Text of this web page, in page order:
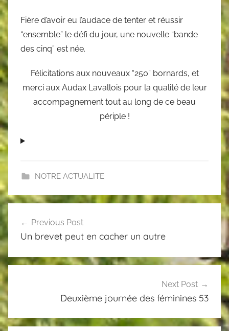
Fière d’avoir eu l’audace de tenter et réussir
“ensemble” le défi du jour, une nouvelle “bande
des cinq” est née.
Félicitations aux nouveaux “250” bornards, et
merci aux Audax Lavallois pour la qualité de leur
accompagnement tout au long de ce beau
périple !
NOTRE ACTUALITE
Post
navigation
Previous Post
Un brevet peut en cacher un autre
Next Post
Deuxième journée des féminines 53